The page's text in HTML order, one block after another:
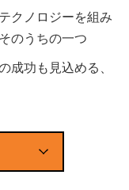
クノロジーを組み
のうちの一つ
成功も見込める、